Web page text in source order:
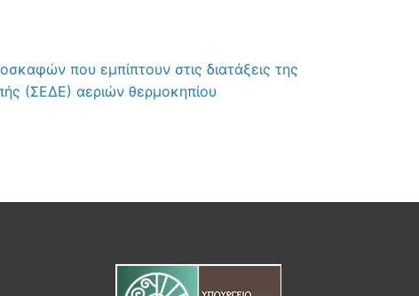
που εμπίπτουν στις διατάξεις της
(ΣΕΔΕ) αεριών θερμοκηπίου